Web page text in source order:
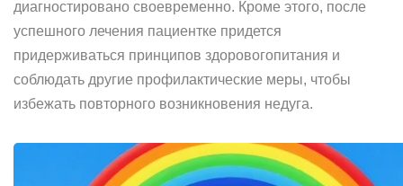
диагностировано своевременно. Кроме этого, после
успешного лечения пациентке придется
придерживаться принципов здоровогопитания и
соблюдать другие профилактические меры, чтобы
избежать повторного возникновения недуга.